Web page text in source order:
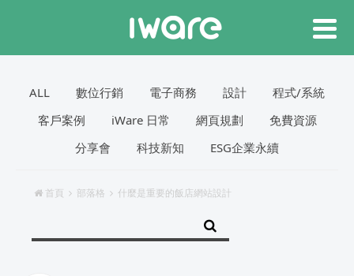
ALL 數位行銷 電子商務 設計
程式/系統
客戶案例
iWare 日常 網頁規劃
免費資源
分享會
科技新知 ESG企業永續
首頁 部落格 什麼是重要的飯店網站設計